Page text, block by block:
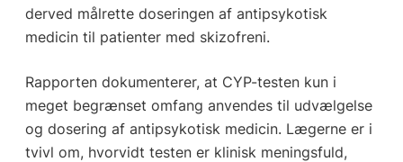
derved målrette doseringen af antipsykotisk
medicin til patienter med skizofreni.
Rapporten dokumenterer, at CYP-testen kun i
meget begrænset omfang anvendes til udvælgelse
og dosering af antipsykotisk medicin. Lægerne er i
tvivl om, hvorvidt testen er klinisk meningsfuld,